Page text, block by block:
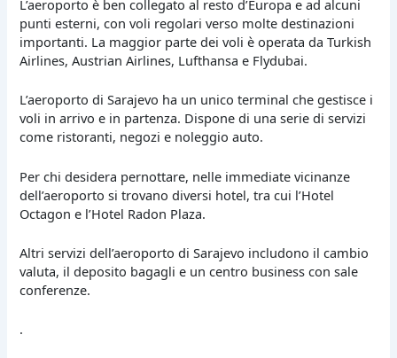
L’aeroporto è ben collegato al resto d’Europa e ad alcuni
punti esterni, con voli regolari verso molte destinazioni
importanti. La maggior parte dei voli è operata da Turkish
Airlines, Austrian Airlines, Lufthansa e Flydubai.
L’aeroporto di Sarajevo ha un unico terminal che gestisce i
voli in arrivo e in partenza. Dispone di una serie di servizi
come ristoranti, negozi e noleggio auto.
Per chi desidera pernottare, nelle immediate vicinanze
dell’aeroporto si trovano diversi hotel, tra cui l’Hotel
Octagon e l’Hotel Radon Plaza.
Altri servizi dell’aeroporto di Sarajevo includono il cambio
valuta, il deposito bagagli e un centro business con sale
conferenze.
.